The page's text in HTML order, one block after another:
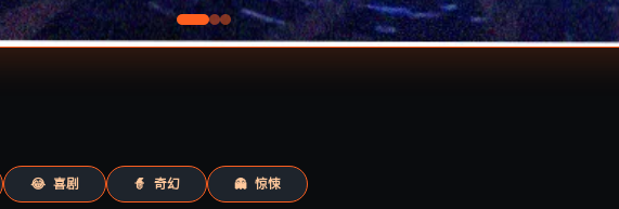
😂 喜剧 🧙 奇幻 👻 惊悚